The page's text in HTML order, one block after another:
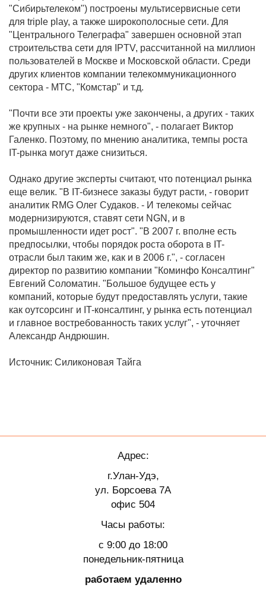
"Сибирьтелеком") построены мультисервисные сети
для triple play, а также широкополосные сети. Для
"Центрального Телеграфа" завершен основной этап
строительства сети для IPTV, рассчитанной на миллион
пользователей в Москве и Московской области. Среди
других клиентов компании телекоммуникационного
сектора - МТС, "Комстар" и т.д.
"Почти все эти проекты уже закончены, а других - таких
же крупных - на рынке немного", - полагает Виктор
Галенко. Поэтому, по мнению аналитика, темпы роста
IT-рынка могут даже снизиться.
Однако другие эксперты считают, что потенциал рынка
еще велик. "В IT-бизнесе заказы будут расти, - говорит
аналитик RMG Олег Судаков. - И телекомы сейчас
модернизируются, ставят сети NGN, и в
промышленности идет рост". "В 2007 г. вполне есть
предпосылки, чтобы порядок роста оборота в IT-
отрасли был таким же, как и в 2006 г.", - согласен
директор по развитию компании "Коминфо Консалтинг"
Евгений Соломатин. "Большое будущее есть у
компаний, которые будут предоставлять услуги, такие
как оутсорсинг и IT-консалтинг, у рынка есть потенциал
и главное востребованность таких услуг", - уточняет
Александр Андрюшин.
Источник: Силиконовая Тайга
Адрес:
г.Улан-Удэ,
ул. Борсоева 7А
офис 504
Часы работы:
с 9:00 до 18:00
понедельник-пятница
работаем удаленно